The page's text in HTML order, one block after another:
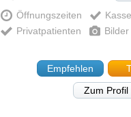
Öffnungszeiten
Privatpatienten
Bilder
Empfehlen
Zum Profil